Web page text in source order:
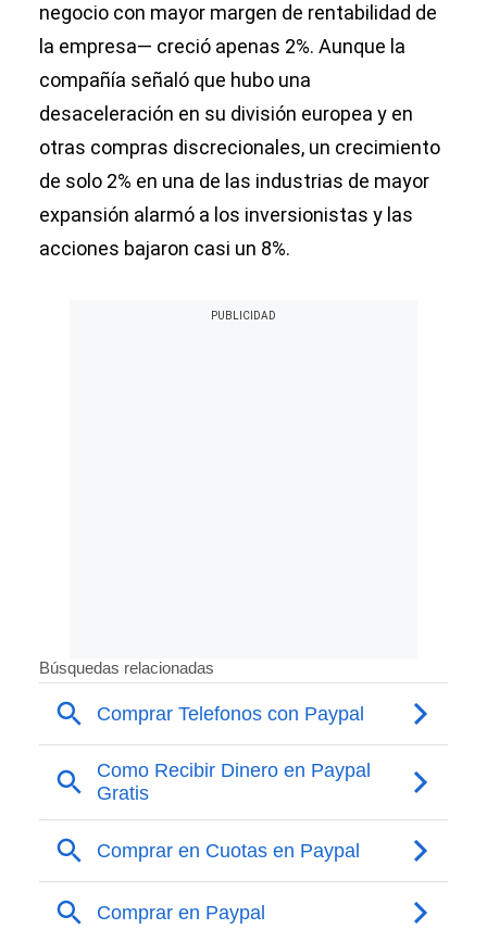
negocio con mayor margen de rentabilidad de
la empresa— creció apenas 2%. Aunque la
compañía señaló que hubo una
desaceleración en su división europea y en
otras compras discrecionales, un crecimiento
de solo 2% en una de las industrias de mayor
expansión alarmó a los inversionistas y las
acciones bajaron casi un 8%.